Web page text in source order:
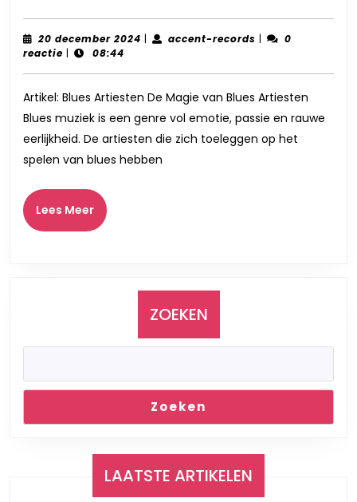
Wereld
Blues
Een
20 december 2024 20
| accent-records accent-
|
0
reactie | 08:44
Artikel: Blues Artiesten De Magie van Blues Artiesten
Blues muziek is een genre vol emotie, passie en rauwe
eerlijkheid. De artiesten die zich toeleggen op het
spelen van blues hebben
Lees MeerLees
Meer
ZOEKEN
Zoeken
LAATSTE ARTIKELEN